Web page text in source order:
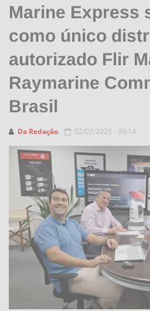
Marine Express
como único
autorizado Flir
Raymarine
Brasil
Da Redação 02/02/2025 - 09:14